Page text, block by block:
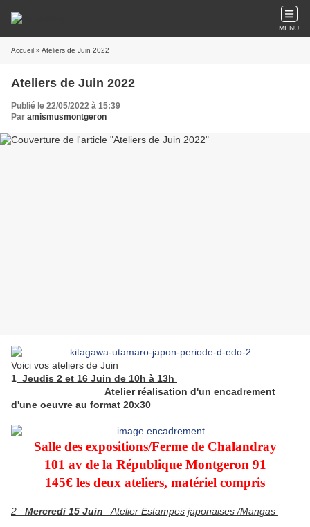
MENU
Accueil » Ateliers de Juin 2022
Ateliers de Juin 2022
Publié le 22/05/2022 à 15:39
Par amismusmontgeron
Voici vos ateliers de Juin
1 Jeudis 2 et 16 Juin de 10h à 13h
Atelier réalisation d'un encadrement
d'une oeuvre au format 20x30
Salle des expositions/Ferme de Chalandray
101 av de la République Montgeron 91
145€ les deux ateliers, matériel compris
2 Mercredi 15 Juin Atelier Estampes japonaises /Mangas